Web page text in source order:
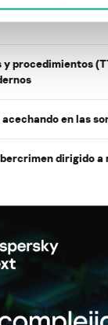
Ecuador, Chile,
procedimientos
en las
dirigido a